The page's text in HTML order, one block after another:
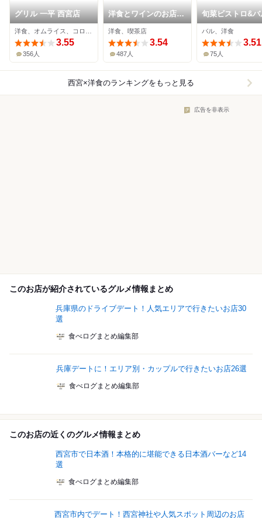
グリル 一平 西宮店
3.55
356人
洋食とワインのお店
土筆苑
洋食、喫茶店
3.54
487人
旬菜ビストロ&バ
GATO
バル、洋食
3.51
75人
西宮×洋食のランキングをもっと見る
広告を非表示
このお店が紹介されているグルメ情報まとめ
兵庫県のドライブデート！人気エリアで行きたいお店30
選
食べログまとめ編集部
兵庫デートに！エリア別・カップルで行きたいお店26選
食べログまとめ編集部
このお店の近くのグルメ情報まとめ
西宮市で日本酒！本格的に堪能できる日本酒バーなど14
選
食べログまとめ編集部
西宮市内でデート！西宮神社や人気スポット周辺のお店